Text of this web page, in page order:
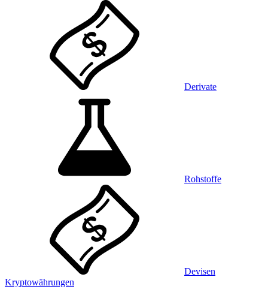
Derivate
Rohstoffe
Devisen
Kryptowährungen